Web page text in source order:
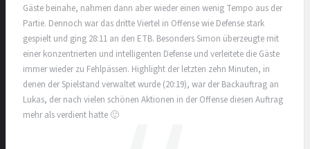
Gäste beinahe, nahmen dann aber wieder einen wenig Tempo aus der
Partie. Dennoch war das dritte Viertel in Offense wie Defense stark
gespielt und ging 28:11 an den ETB. Besonders Simon überzeugte mit
einer konzentrierten und intelligenten Defense und verleitete die Gäste
immer wieder zu Fehlpässen. Highlight der letzten zehn Minuten, in
denen der Spielstand verwaltet wurde (20:19), war der Backauftrag an
Lukas, der nach vielen schönen Aktionen in der Offense diesen Auftrag
mehr als verdient hatte 🙂